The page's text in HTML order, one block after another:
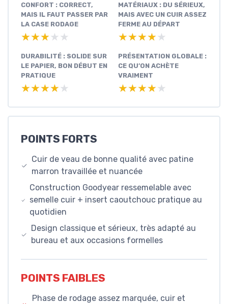
CONFORT : CORRECT,
MAIS IL FAUT PASSER PAR
LA CASE RODAGE
★★★★★
★★★★★
MATÉRIAUX : DU SÉRIEUX,
MAIS AVEC UN CUIR ASSEZ
FERME AU DÉPART
★★★★★
★★★★★
DURABILITÉ : SOLIDE SUR
LE PAPIER, BON DÉBUT EN
PRATIQUE
★★★★★
★★★★★
PRÉSENTATION GLOBALE :
CE QU’ON ACHÈTE
VRAIMENT
★★★★★
★★★★★
POINTS FORTS
Cuir de veau de bonne qualité avec patine
marron travaillée et nuancée
Construction Goodyear ressemelable avec
semelle cuir + insert caoutchouc pratique au
quotidien
Design classique et sérieux, très adapté au
bureau et aux occasions formelles
POINTS FAIBLES
Phase de rodage assez marquée, cuir et